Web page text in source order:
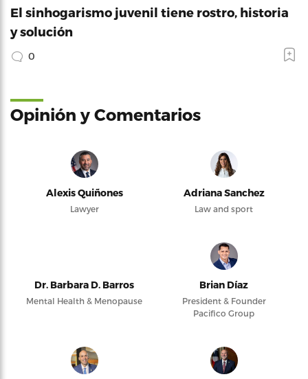
El sinhogarismo juvenil tiene rostro, historia
y solución
0
Opinión y Comentarios
Alexis Quiñones
Lawyer
Adriana Sanchez
Law and sport
Dr. Barbara D. Barros
Mental Health & Menopause
Brian Díaz
President & Founder
Pacifico Group